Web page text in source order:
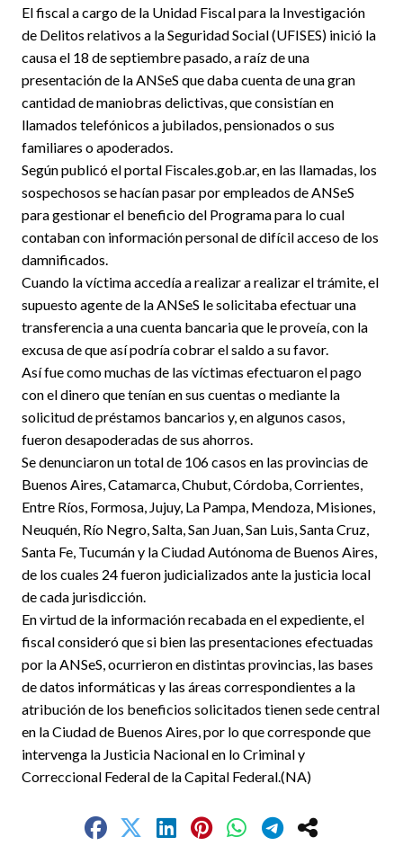
El fiscal a cargo de la Unidad Fiscal para la Investigación
de Delitos relativos a la Seguridad Social (UFISES) inició la
causa el 18 de septiembre pasado, a raíz de una
presentación de la ANSeS que daba cuenta de una gran
cantidad de maniobras delictivas, que consistían en
llamados telefónicos a jubilados, pensionados o sus
familiares o apoderados.
Según publicó el portal Fiscales.gob.ar, en las llamadas, los
sospechosos se hacían pasar por empleados de ANSeS
para gestionar el beneficio del Programa para lo cual
contaban con información personal de difícil acceso de los
damnificados.
Cuando la víctima accedía a realizar a realizar el trámite, el
supuesto agente de la ANSeS le solicitaba efectuar una
transferencia a una cuenta bancaria que le proveía, con la
excusa de que así podría cobrar el saldo a su favor.
Así fue como muchas de las víctimas efectuaron el pago
con el dinero que tenían en sus cuentas o mediante la
solicitud de préstamos bancarios y, en algunos casos,
fueron desapoderadas de sus ahorros.
Se denunciaron un total de 106 casos en las provincias de
Buenos Aires, Catamarca, Chubut, Córdoba, Corrientes,
Entre Ríos, Formosa, Jujuy, La Pampa, Mendoza, Misiones,
Neuquén, Río Negro, Salta, San Juan, San Luis, Santa Cruz,
Santa Fe, Tucumán y la Ciudad Autónoma de Buenos Aires,
de los cuales 24 fueron judicializados ante la justicia local
de cada jurisdicción.
En virtud de la información recabada en el expediente, el
fiscal consideró que si bien las presentaciones efectuadas
por la ANSeS, ocurrieron en distintas provincias, las bases
de datos informáticas y las áreas correspondientes a la
atribución de los beneficios solicitados tienen sede central
en la Ciudad de Buenos Aires, por lo que corresponde que
intervenga la Justicia Nacional en lo Criminal y
Correccional Federal de la Capital Federal.(NA)